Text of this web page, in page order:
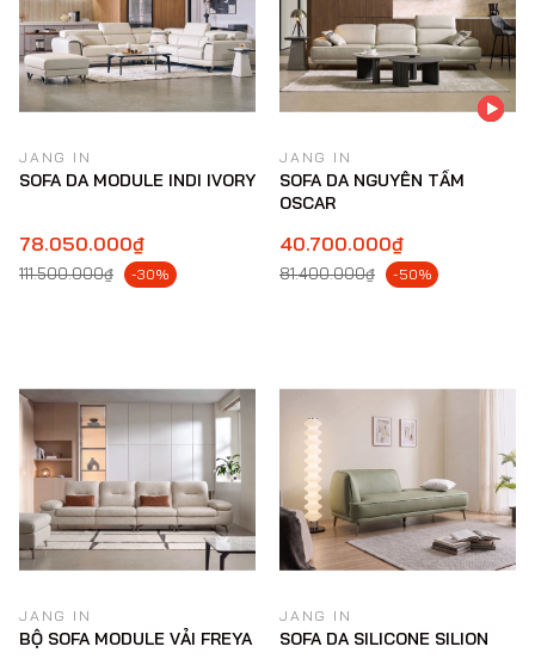
JANG IN
SOFA DA MODULE INDI IVORY
78.050.000₫
111.500.000₫ -30%
JANG IN
SOFA DA NGUYÊN TẤM
OSCAR
40.700.000₫
81.400.000₫ -50%
JANG IN
BỘ SOFA MODULE VẢI FREYA
JANG IN
SOFA DA SILICONE SILION